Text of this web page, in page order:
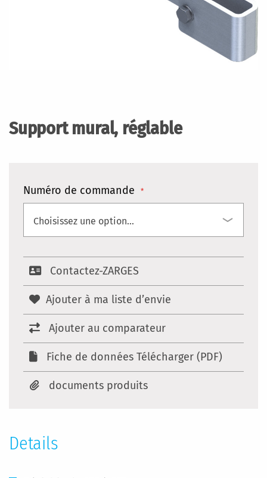
Support mural, réglable
Numéro de commande
Contactez-ZARGES
Ajouter à ma liste d’envie
Ajouter au comparateur
Fiche de données Télécharger (PDF)
documents produits
beginning
gallery
Details